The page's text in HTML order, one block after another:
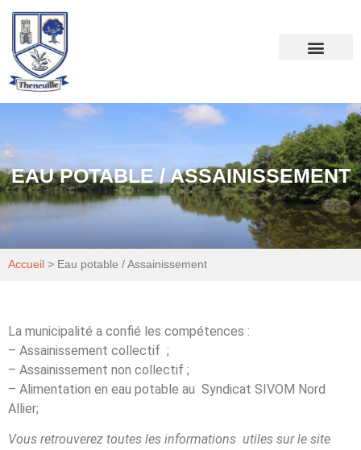
EAU POTABLE / ASSAINISSEMENT
Accueil > Eau potable / Assainissement
La municipalité a confié les compétences :
– Assainissement collectif ;
– Assainissement non collectif ;
– Alimentation en eau potable au Syndicat SIVOM Nord
Allier;
Vous retrouverez toutes les informations utiles sur le site